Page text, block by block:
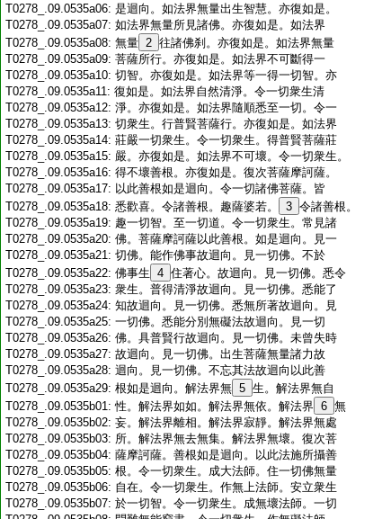
T0278_.09.0535a06: 是迴向。如法界無量出生智慧。亦復如是。
T0278_.09.0535a07: 如法界無量所見諸佛。亦復如是。如法界
T0278_.09.0535a08: 無量 2 往諸佛刹。亦復如是。如法界無量
T0278_.09.0535a09: 菩薩所行。亦復如是。如法界不可斷得一
T0278_.09.0535a10: 切智。亦復如是。如法界等一得一切智。亦
T0278_.09.0535a11: 復如是。如法界自然清淨。令一切衆生清
T0278_.09.0535a12: 淨。亦復如是。如法界隨順悉至一切。令一
T0278_.09.0535a13: 切衆生。行普賢菩薩行。亦復如是。如法界
T0278_.09.0535a14: 莊嚴一切衆生。令一切衆生。得普賢菩薩莊
T0278_.09.0535a15: 嚴。亦復如是。如法界不可壞。令一切衆生。
T0278_.09.0535a16: 得不壞善根。亦復如是。復次菩薩摩訶薩。
T0278_.09.0535a17: 以此善根如是迴向。令一切諸佛菩薩。皆
T0278_.09.0535a18: 悉歡喜。令諸善根。趣薩婆若。 3 令諸善根。
T0278_.09.0535a19: 趣一切智。至一切道。令一切衆生。常見諸
T0278_.09.0535a20: 佛。菩薩摩訶薩以此善根。如是迴向。見一
T0278_.09.0535a21: 切佛。能作佛事故迴向。見一切佛。不於
T0278_.09.0535a22: 佛事生 4 住著心。故迴向。見一切佛。悉令
T0278_.09.0535a23: 衆生。普得清淨故迴向。見一切佛。悉能了
T0278_.09.0535a24: 知故迴向。見一切佛。悉無所著故迴向。見
T0278_.09.0535a25: 一切佛。悉能分別無礙法故迴向。見一切
T0278_.09.0535a26: 佛。具普賢行故迴向。見一切佛。未曾失時
T0278_.09.0535a27: 故迴向。見一切佛。出生菩薩無量諸力故
T0278_.09.0535a28: 迴向。見一切佛。不忘其法故迴向以此善
T0278_.09.0535a29: 根如是迴向。解法界無 5 生。解法界無自
T0278_.09.0535b01:性。解法界如如。解法界無依。解法界 6 無
T0278_.09.0535b02: 妄。解法界離相。解法界寂靜。解法界無處
T0278_.09.0535b03: 所。解法界無去無集。解法界無壞。復次菩
T0278_.09.0535b04: 薩摩訶薩。善根如是迴向。以此法施所攝善
T0278_.09.0535b05: 根。令一切衆生。成大法師。住一切佛無量
T0278_.09.0535b06: 自在。令一切衆生。作無上法師。安立衆生
T0278_.09.0535b07: 於一切智。令一切衆生。成無壞法師。一切